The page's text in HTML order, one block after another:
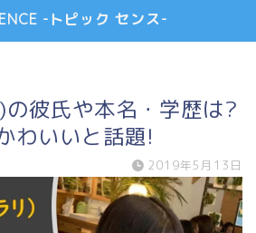
-トピック センス-
彼氏や本名・学歴は?
わいいと話題!
2019年5月13日